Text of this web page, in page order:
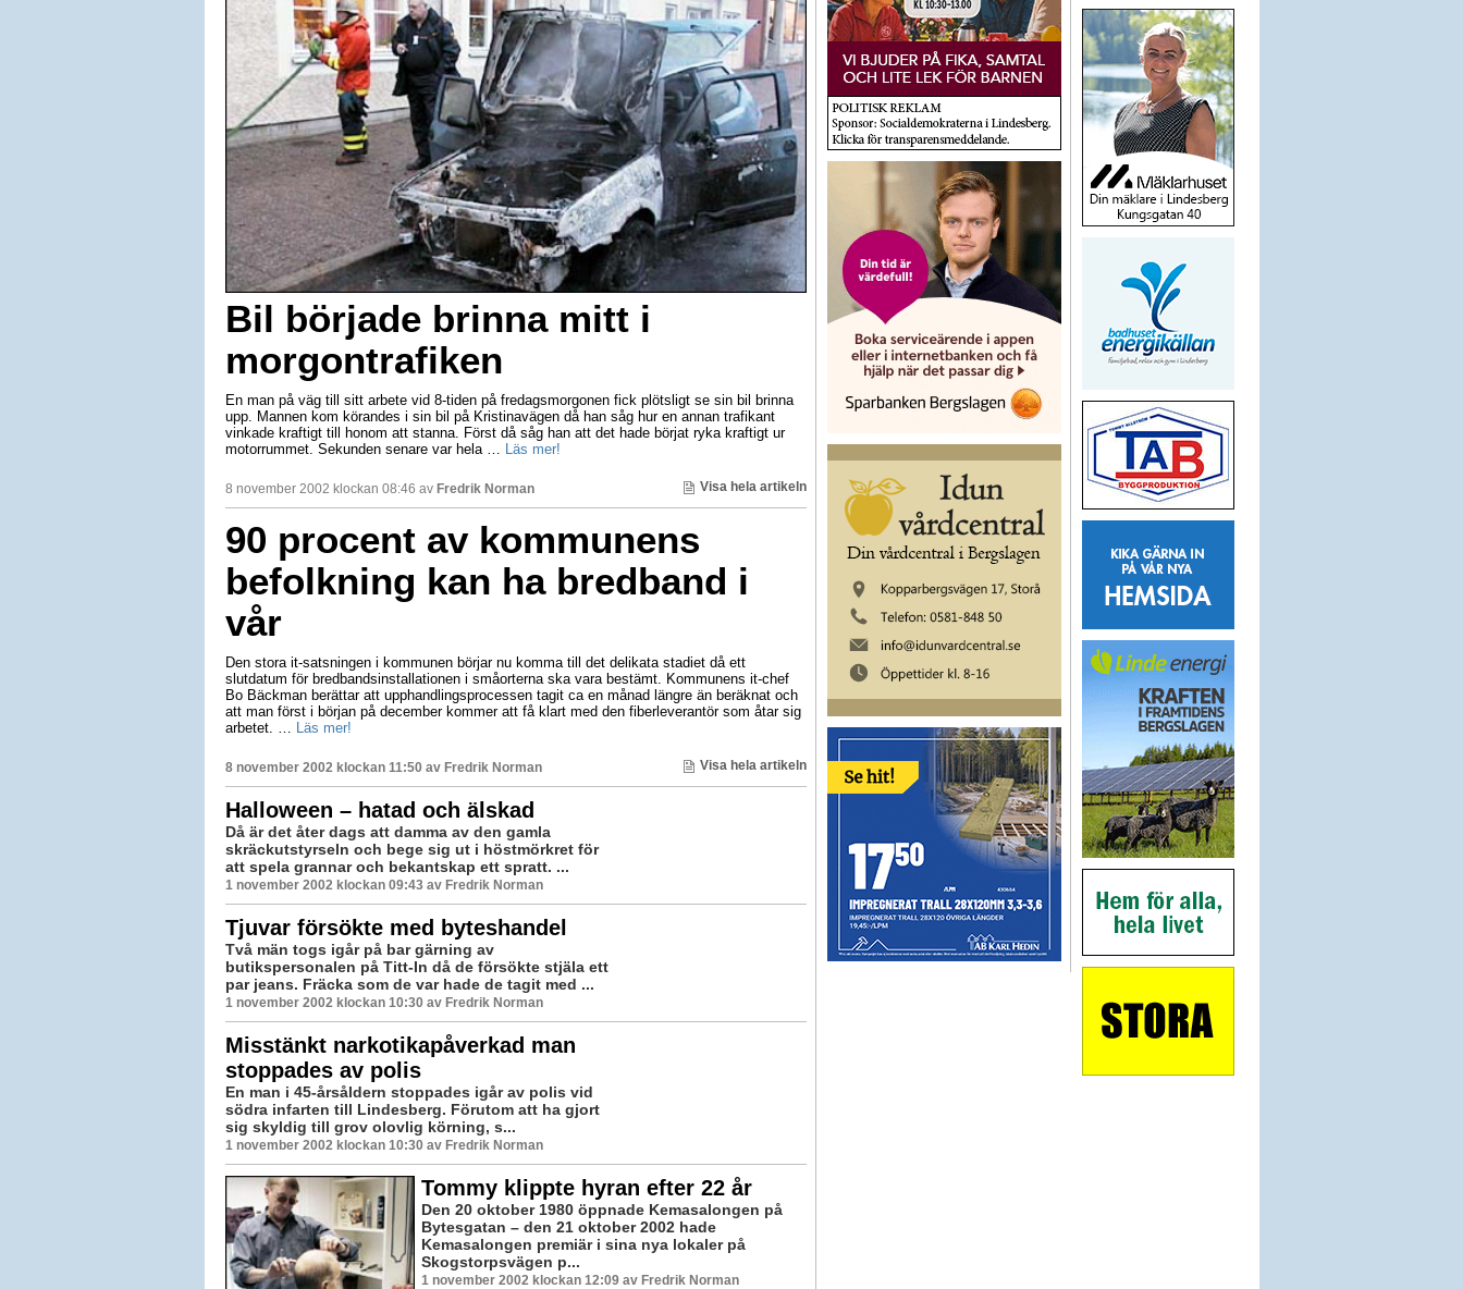
Bil började brinna mitt i
morgontrafiken
En man på väg till sitt arbete vid 8-tiden på fredagsmorgonen fick plötsligt se sin bil brinna
upp. Mannen kom körandes i sin bil på Kristinavägen då han såg hur en annan trafikant
vinkade kraftigt till honom att stanna. Först då såg han att det hade börjat ryka kraftigt ur
motorrummet. Sekunden senare var hela …
Läs mer!
8 november 2002 klockan 08:46 av Fredrik Norman Visa hela artikeln
90 procent av kommunens
befolkning kan ha bredband i
vår
Den stora it-satsningen i kommunen börjar nu komma till det delikata stadiet då ett
slutdatum för bredbandsinstallationen i småorterna ska vara bestämt. Kommunens it-chef
Bo Bäckman berättar att upphandlingsprocessen tagit ca en månad längre än beräknat och
att man först i början på december kommer att få klart med den fiberleverantör som åtar sig
arbetet. …
Läs mer!
8 november 2002 klockan 11:50 av Fredrik Norman Visa hela artikeln
Halloween – hatad och älskad
Då är det åter dags att damma av den gamla
skräckutstyrseln och bege sig ut i höstmörkret för
att spela grannar och bekantskap ett spratt. ...
1 november 2002 klockan 09:43 av Fredrik Norman
Tjuvar försökte med byteshandel
Två män togs igår på bar gärning av
butikspersonalen på Titt-In då de försökte stjäla ett
par jeans. Fräcka som de var hade de tagit med ...
1 november 2002 klockan 10:30 av Fredrik Norman
Misstänkt narkotikapåverkad man
stoppades av polis
En man i 45-årsåldern stoppades igår av polis vid
södra infarten till Lindesberg. Förutom att ha gjort
sig skyldig till grov olovlig körning, s...
1 november 2002 klockan 10:30 av Fredrik Norman
Tommy klippte hyran efter 22 år
Den 20 oktober 1980 öppnade Kemasalongen på
Bytesgatan – den 21 oktober 2002 hade
Kemasalongen premiär i sina nya lokaler på
Skogstorpsvägen p...
1 november 2002 klockan 12:09 av Fredrik Norman